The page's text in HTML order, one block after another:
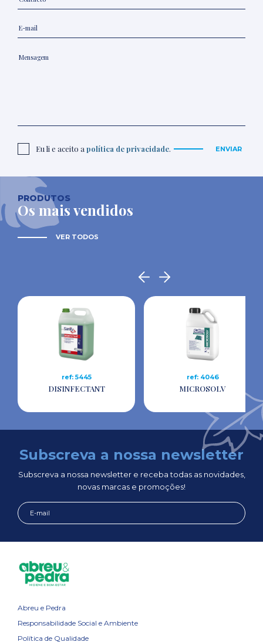
Eu li e aceito a política de privacidade. ENVIAR
PRODUTOS
Os mais vendidos
VER TODOS
ref: 5445
DISINFECTANT
ref: 4046
MICROSOLV
Subscreva a nossa newsletter
Subscreva a nossa newsletter e receba todas as novidades,
novas marcas e promoções!
Abreu e Pedra
Responsabilidade Social e Ambiente
Política de Qualidade